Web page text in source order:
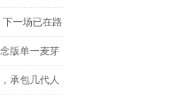
下一场已在路
版单一麦芽
写匠心与电
承包几代人